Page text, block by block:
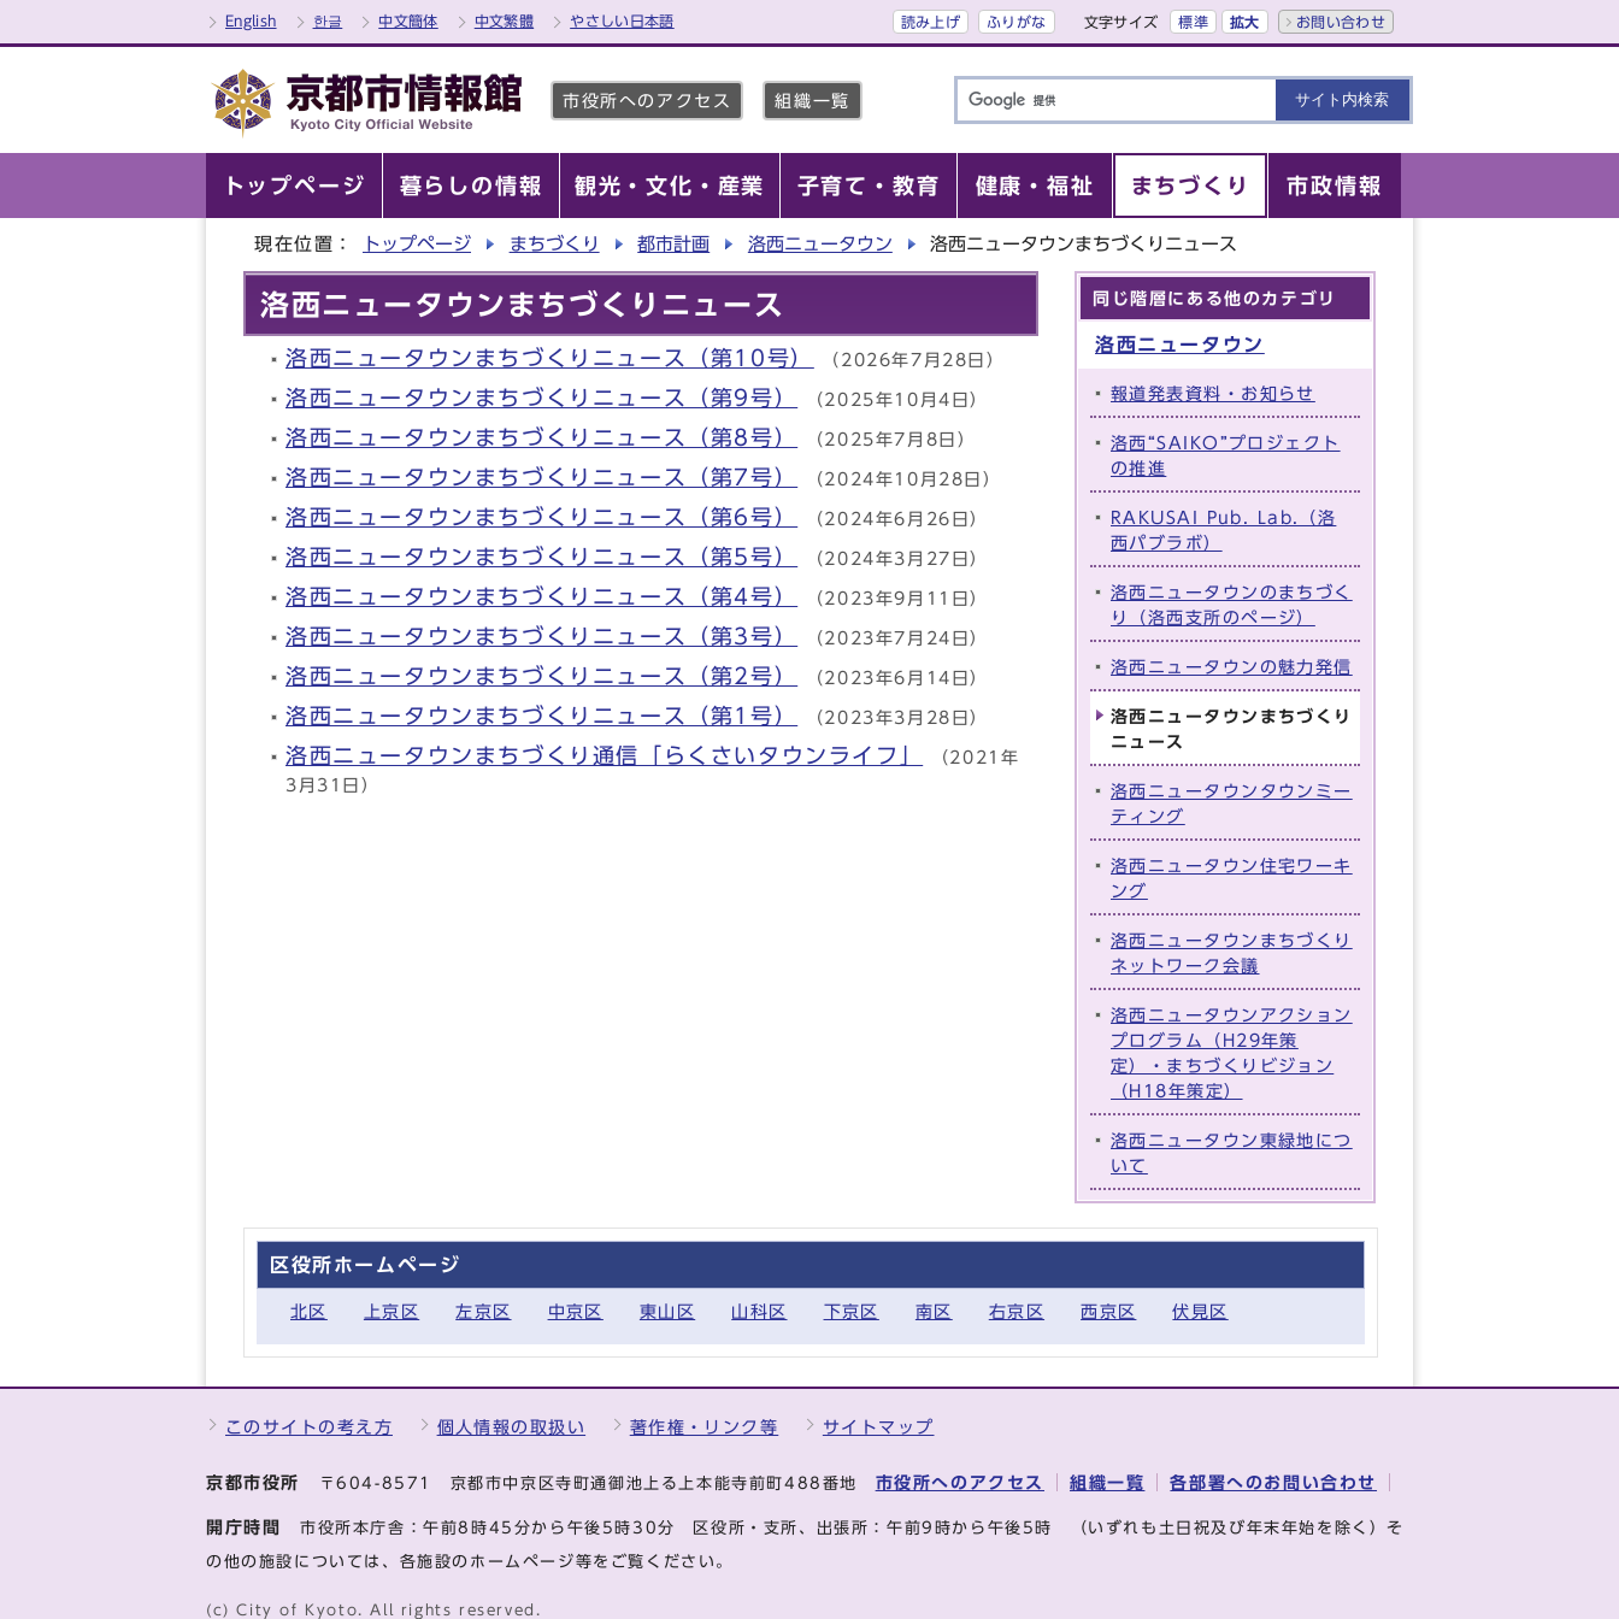
English 한글 中文簡体 中文繁體 やさしい日本語 読み上げ ふりがな 文字サイズ 標準 拡大 お問い合わせ
市役所へのアクセス 組織一覧
トップページ 暮らしの情報 観光・文化・産業 子育て・教育 健康・福祉 まちづくり 市政情報
現在位置： トップページ まちづくり 都市計画 洛西ニュータウン 洛西ニュータウンまちづくりニュース
洛西ニュータウンまちづくりニュース
洛西ニュータウンまちづくりニュース（第10号） （2026年7月28日）
洛西ニュータウンまちづくりニュース（第9号） （2025年10月4日）
洛西ニュータウンまちづくりニュース（第8号） （2025年7月8日）
洛西ニュータウンまちづくりニュース（第7号） （2024年10月28日）
洛西ニュータウンまちづくりニュース（第6号） （2024年6月26日）
洛西ニュータウンまちづくりニュース（第5号） （2024年3月27日）
洛西ニュータウンまちづくりニュース（第4号） （2023年9月11日）
洛西ニュータウンまちづくりニュース（第3号） （2023年7月24日）
洛西ニュータウンまちづくりニュース（第2号） （2023年6月14日）
洛西ニュータウンまちづくりニュース（第1号） （2023年3月28日）
洛西ニュータウンまちづくり通信「らくさいタウンライフ」 （2021年
3月31日）
同じ階層にある他のカテゴリ
洛西ニュータウン
報道発表資料・お知らせ
洛西“SAIKO”プロジェクト
の推進
RAKUSAI Pub. Lab.（洛
西パブラボ）
洛西ニュータウンのまちづく
り（洛西支所のページ）
洛西ニュータウンの魅力発信
洛西ニュータウンまちづくり
ニュース
洛西ニュータウンタウンミー
ティング
洛西ニュータウン住宅ワーキ
ング
洛西ニュータウンまちづくり
ネットワーク会議
洛西ニュータウンアクション
プログラム（H29年策
定）・まちづくりビジョン
（H18年策定）
洛西ニュータウン東緑地につ
いて
区役所ホームページ
北区 上京区 左京区 中京区 東山区 山科区 下京区 南区 右京区 西京区 伏見区
このサイトの考え方 個人情報の取扱い 著作権・リンク等 サイトマップ
京都市役所 〒604-8571 京都市中京区寺町通御池上る上本能寺前町488番地 市役所へのアクセス 組織一覧 各部署へのお問い合わせ
開庁時間 市役所本庁舎：午前8時45分から午後5時30分 区役所・支所、出張所：午前9時から午後5時 （いずれも土日祝及び年末年始を除く）そ
の他の施設については、各施設のホームページ等をご覧ください。
(c) City of Kyoto. All rights reserved.